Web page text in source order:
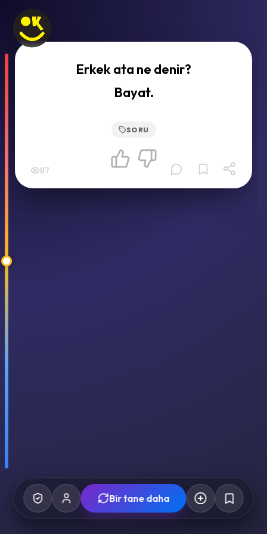
Erkek ata ne denir?
Bayat.
SORU
87
Bir tane daha